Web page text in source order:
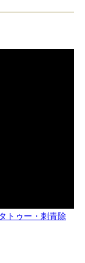
トゥー・刺青除